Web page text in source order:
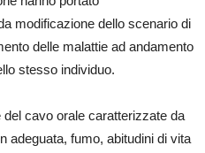
modificazione dello scenario di
delle malattie ad andamento
stesso individuo.
cavo orale caratterizzate da
adeguata, fumo, abitudini di vita